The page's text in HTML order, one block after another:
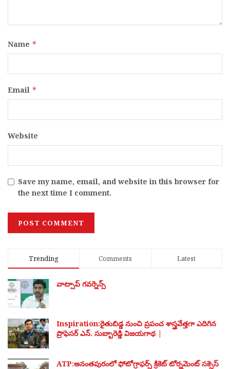
Name *
Email *
Website
Save my name, email, and website in this browser for
the next time I comment.
Trending Comments Latest
వాట్సాప్ గవర్నెన్స్
Inspiration:రైతుబిడ్డ నుంచి ప్రపంచ శాస్త్రవేత్తగా ఎదిగిన
ప్రొఫెసర్ ఎన్. సుబ్బారెడ్డి విజయగాథ |
ATP:అనంతపురంలో ఫోటోగ్రాఫర్స్ క్రికెట్ టోర్నమెంట్ సక్సెస్